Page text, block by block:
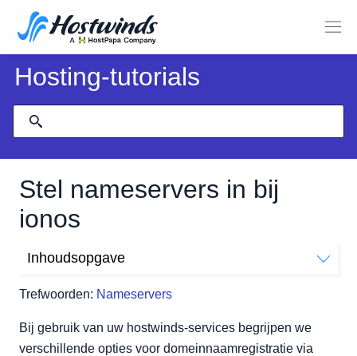
Hosting-tutorials
Stel nameservers in bij
ionos
Trefwoorden: Nameservers
Inhoudsopgave
Bij gebruik van uw hostwinds-services begrijpen we
verschillende opties voor domeinnaamregistratie via